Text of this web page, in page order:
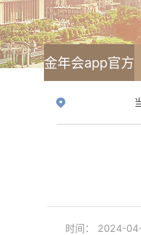
金年会app官方
时间： 2024-